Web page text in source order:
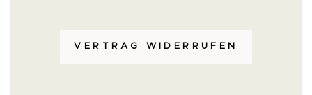
VERTRAG WIDERRUFEN